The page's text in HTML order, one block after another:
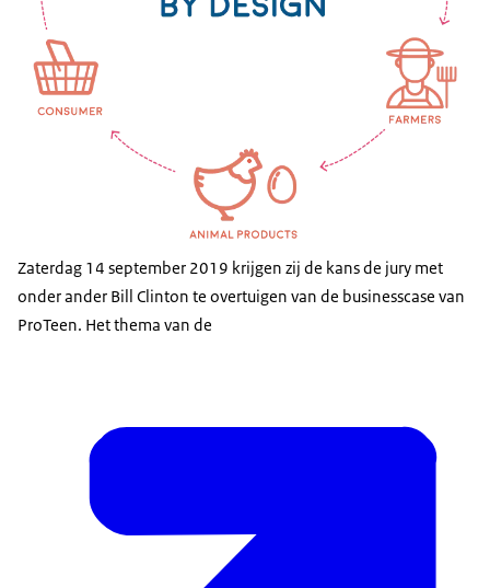
Zaterdag 14 september 2019 krijgen zij de kans de jury met
onder ander Bill Clinton te overtuigen van de businesscase van
ProTeen. Het thema van de